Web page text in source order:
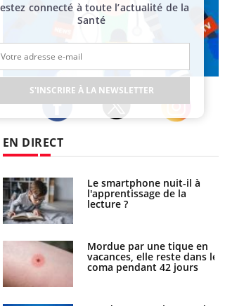
EN DIRECT
Le smartphone nuit-il à
l'apprentissage de la
lecture ?
Mordue par une tique en
vacances, elle reste dans le
coma pendant 42 jours
connecté à toute l’actualité de la
Santé
S'INSCRIRE À LA NEWSLETTER